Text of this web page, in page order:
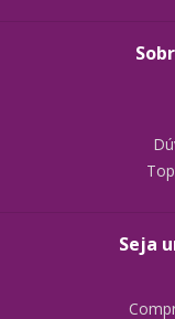
Seja